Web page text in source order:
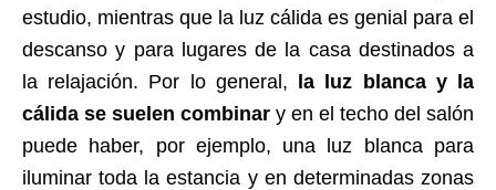
estudio, mientras que la luz cálida es genial para el
descanso y para lugares de la casa destinados a
la relajación. Por lo general, la luz blanca y la
cálida se suelen combinar y en el techo del salón
puede haber, por ejemplo, una luz blanca para
iluminar toda la estancia y en determinadas zonas